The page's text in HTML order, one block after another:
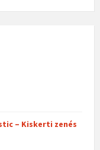
– Kiskerti zenés